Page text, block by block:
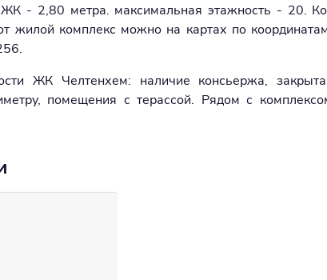
- 2,80 метра. максимальная этажность - 20.
жилой комплекс можно на картах по
ЖК Челтенхем: наличие консьержа,
помещения с терассой. Рядом с